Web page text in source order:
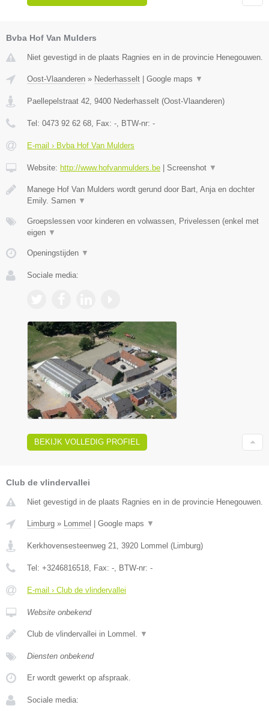
Bvba Hof Van Mulders
Niet gevestigd in de plaats Ragnies en in de provincie Henegouwen.
Oost-Vlaanderen » Nederhasselt Google maps ▼
Paellepelstraat 42, 9400 Nederhasselt (Oost-Vlaanderen)
Tel: 0473 92 62 68, Fax: -, BTW-nr: -
E-mail › Bvba Hof Van Mulders
Website: http://www.hofvanmulders.be Screenshot ▼
Manege Hof Van Mulders wordt gerund door Bart, Anja en dochter
Emily. Samen ▼
Groepslessen voor kinderen en volwassen, Privelessen (enkel met
eigen ▼
Openingstijden ▼
Sociale media:
BEKIJK VOLLEDIG PROFIEL
Club de vlindervallei
Niet gevestigd in de plaats Ragnies en in de provincie Henegouwen.
Limburg » Lommel Google maps ▼
Kerkhovensesteenweg 21 3920 Lommel ( Limburg)
Tel: +3246816518 , Fax: - , BTW-nr: -
E-mail › Club de vlindervallei
Website onbekend
Club de vlindervallei in Lommel. ▼
Diensten onbekend
Er wordt gewerkt op afspraak.
Sociale media: